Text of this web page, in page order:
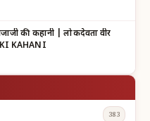
KI KAHANI
383